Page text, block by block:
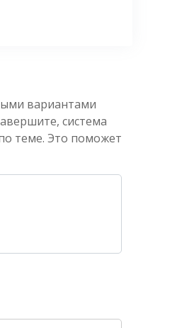
вариантами
система
теме. Это поможет